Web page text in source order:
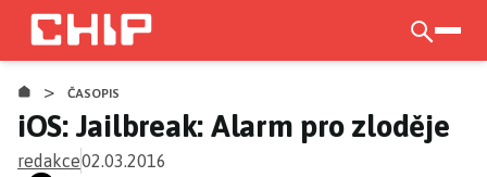
Přejít
hlavnímu
obsahu
> ČASOPIS
iOS: Jailbreak: Alarm pro zloděje
redakce02.03.2016